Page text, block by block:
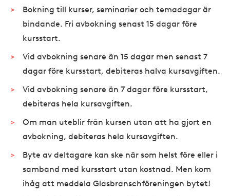
Bokning till kurser, seminarier och temadagar är
bindande. Fri avbokning senast 15 dagar före
kursstart.
Vid avbokning senare än 15 dagar men senast 7
dagar före kursstart, debiteras halva kursavgiften.
Vid avbokning senare än 7 dagar före kursstart,
debiteras hela kursavgiften.
Om man uteblir från kursen utan att ha gjort en
avbokning, debiteras hela kursavgiften.
Byte av deltagare kan ske när som helst före eller i
samband med kursstart utan kostnad. Men kom
ihåg att meddela Glasbranschföreningen bytet!